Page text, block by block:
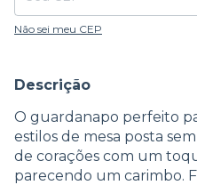
Não sei meu CEP
Descrição
O guardanapo perfeito
estilos de mesa posta
de corações com um
parecendo um carimbo.